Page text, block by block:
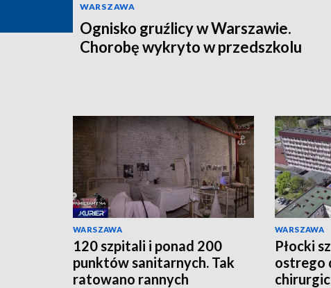
WARSZAWA
Ognisko gruźlicy w Warszawie.
Chorobę wykryto w przedszkolu
WARSZAWA
120 szpitali i ponad 200
punktów sanitarnych. Tak
ratowano rannych
WARSZAWA
Płocki
ostrego